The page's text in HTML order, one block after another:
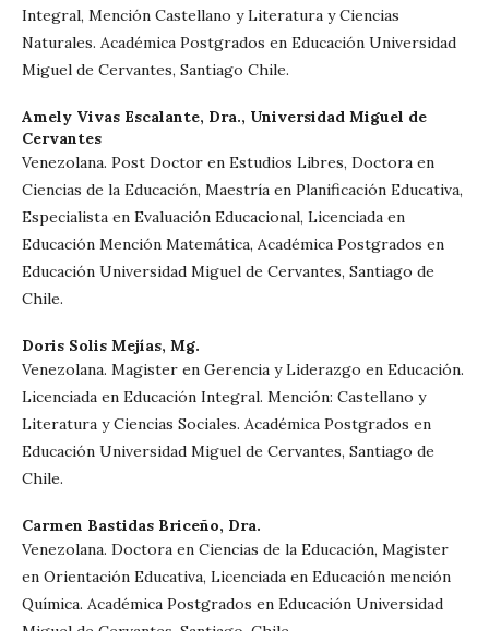
Integral, Mención Castellano y Literatura y Ciencias
Naturales. Académica Postgrados en Educación Universidad
Miguel de Cervantes, Santiago Chile.
Amely Vivas Escalante, Dra., Universidad Miguel de
Cervantes
Venezolana. Post Doctor en Estudios Libres, Doctora en
Ciencias de la Educación, Maestría en Planificación Educativa,
Especialista en Evaluación Educacional, Licenciada en
Educación Mención Matemática, Académica Postgrados en
Educación Universidad Miguel de Cervantes, Santiago de
Chile.
Doris Solis Mejías, Mg.
Venezolana. Magister en Gerencia y Liderazgo en Educación.
Licenciada en Educación Integral. Mención: Castellano y
Literatura y Ciencias Sociales. Académica Postgrados en
Educación Universidad Miguel de Cervantes, Santiago de
Chile.
Carmen Bastidas Briceño, Dra.
Venezolana. Doctora en Ciencias de la Educación, Magister
en Orientación Educativa, Licenciada en Educación mención
Química. Académica Postgrados en Educación Universidad